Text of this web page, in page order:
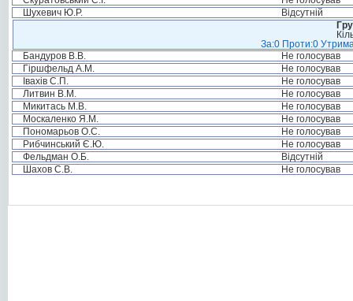
Шухевич Ю.Р.
Відсутній
За:0 Проти:0
Бандуров В.В.
Не голосував
Гіршфельд А.М.
Не голосував
Івахів С.П.
Не голосував
Литвин В.М.
Не голосував
Микитась М.В.
Не голосував
Москаленко Я.М.
Не голосував
Пономарьов О.С.
Не голосував
Рибчинський Є.Ю.
Не голосував
Фельдман О.Б.
Відсутній
Шахов С.В.
Не голосував